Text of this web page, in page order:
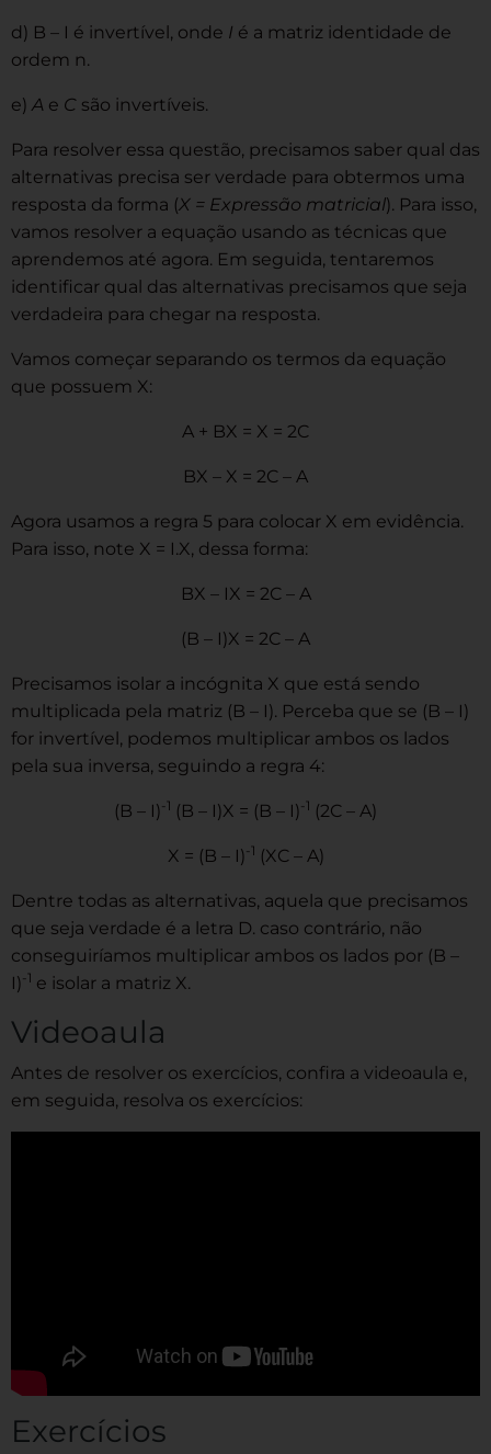
d) B – I é invertível, onde I é a matriz identidade de
ordem n.
e)A e C são invertíveis.
Para resolver essa questão, precisamos saber qual das
alternativas precisa ser verdade para obtermos uma
resposta da forma (X = Expressão matricial). Para isso,
vamos resolver a equação usando as técnicas que
aprendemos até agora. Em seguida, tentaremos
identificar qual das alternativas precisamos que seja
verdadeira para chegar na resposta.
Vamos começar separando os termos da equação
que possuem X:
A + BX = X = 2C
BX – X = 2C – A
Agora usamos a regra 5 para colocar X em evidência.
Para isso, note X = I.X, dessa forma:
BX – IX = 2C – A
(B – I)X = 2C – A
Precisamos isolar a incógnita X que está sendo
multiplicada pela matriz (B – I). Perceba que se (B – I)
for invertível, podemos multiplicar ambos os lados
pela sua inversa, seguindo a regra 4:
(B – I)-1 (B – I)X = (B – I)-1 (2C – A)
X = (B – I)-1 (XC – A)
Dentre todas as alternativas, aquela que precisamos
que seja verdade é a letra D. caso contrário, não
conseguiríamos multiplicar ambos os lados por (B –
I)-1 e isolar a matriz X.
Videoaula
Antes de resolver os exercícios, confira a videoaula e,
em seguida, resolva os exercícios:
Exercícios